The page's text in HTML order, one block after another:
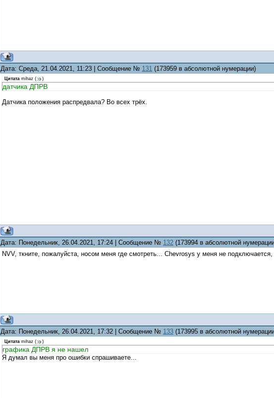
Дата: Среда, 21.04.2021, 11:23 | Сообщение № 131 (173959 в абсолютной нумерации)
Цитата mihaz ( )
датчика ДПРВ
Датчика положения распредвала? Во всех трёх.
Дата: Понедельник, 26.04.2021, 17:24 | Сообщение № 132 (173994 в абсолютной
NVV, ткните, пожалуйста, носом меня где смотреть... Chevrosys у меня не
Дата: Понедельник, 26.04.2021, 17:32 | Сообщение № 133 (173995 в абсолютной
Цитата mihaz ( )
графика ДПРВ я не нашел
Я думал вы меня про ошибки спрашиваете...